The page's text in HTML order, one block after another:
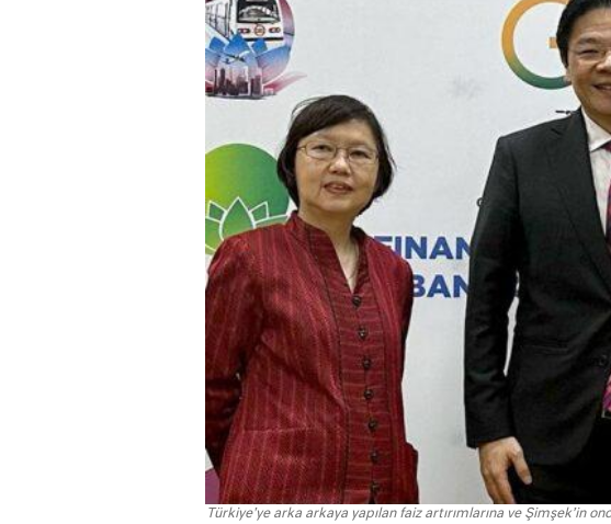
Türkiye'ye arka arkaya yapılan faiz artırımlarına ve Şimşek’in